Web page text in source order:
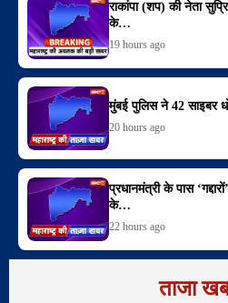
राकांपा (शप) की नेता
के…
19 hours ago
मुंबई पुलिस ने 42 साइबर
20 hours ago
प्रधानमंत्री के पास
के…
22 hours ago
ताजा